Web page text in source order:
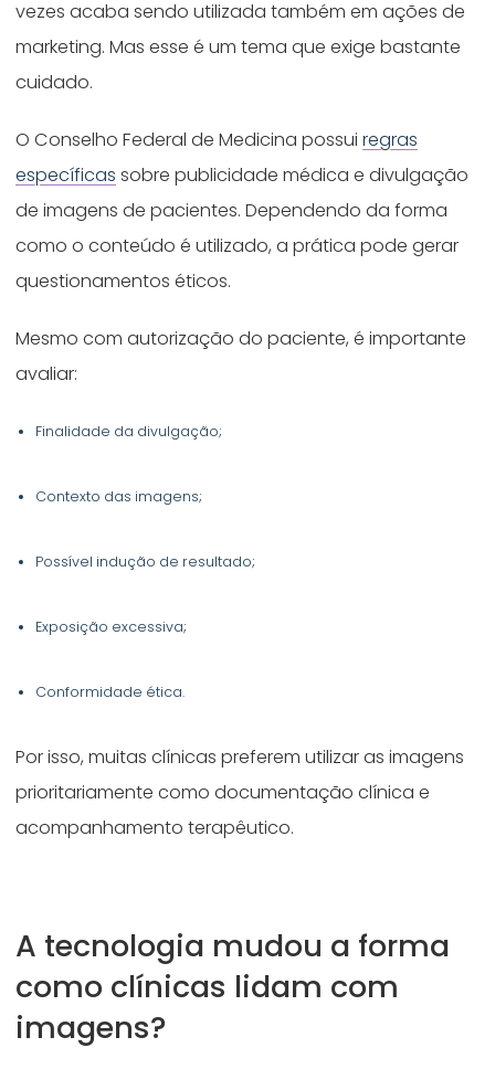
vezes acaba sendo utilizada também em ações de
marketing. Mas esse é um tema que exige bastante
cuidado.
O Conselho Federal de Medicina possuiregras
específicas sobre publicidade médica e divulgação
de imagens de pacientes. Dependendo da forma
como o conteúdo é utilizado, a prática pode gerar
questionamentos éticos.
Mesmo com autorização do paciente, é importante
avaliar:
Finalidade da divulgação;
Contexto das imagens;
Possível indução de resultado;
Exposição excessiva;
Conformidade ética.
Por isso, muitas clínicas preferem utilizar as imagens
prioritariamente como documentação clínica e
acompanhamento terapêutico.
A tecnologia mudou a forma
como clínicas lidam com
imagens?